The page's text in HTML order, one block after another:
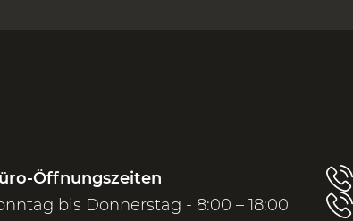
Öffnungszeiten
bis Donnerstag - 8:00 – 18:00